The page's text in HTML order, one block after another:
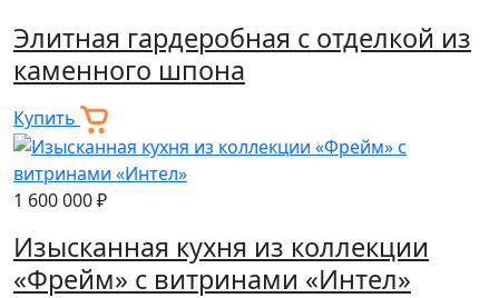
Элитная гардеробная с отделкой из
каменного шпона
Купить
1 600 000 ₽
Изысканная кухня из коллекции
«Фрейм» с витринами «Интел»